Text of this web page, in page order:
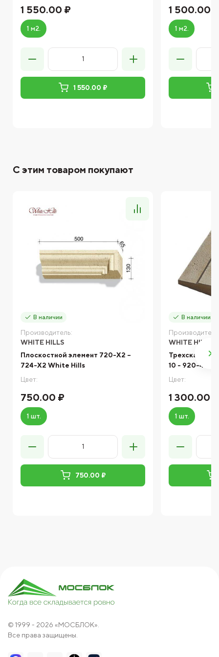
1 550.00 ₽
1 м2.
1 550.00 ₽
1 500.00
1 м2.
С этим товаром покупают
В наличии
Производитель:
WHITE HILLS
Плоскостной элемент 720-X2 –
724-X2 White Hills
Цвет:
750.00 ₽
1 шт.
750.00 ₽
В наличии
WHITE HILLS
Трехскатные
10 - 920-40
Цвет:
1 300.00 ₽
1 шт.
© 1999 - 2026 «МОСБЛОК».
Все права защищены.